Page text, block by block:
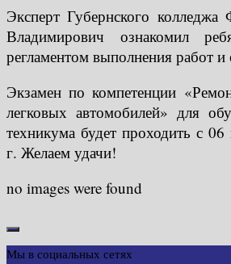
Эксперт Губернского
Владимирович ознакомил
регламентом выполнения работ
Экзамен по компетенции
легковых автомобилей» для
техникума будет проходить с
г. Желаем удачи!
no images were found
Мы в социальных сетях